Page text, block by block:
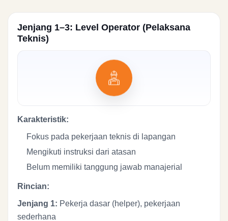
Jenjang 1–3: Level Operator (Pelaksana
Teknis)
Karakteristik:
Fokus pada pekerjaan teknis di lapangan
Mengikuti instruksi dari atasan
Belum memiliki tanggung jawab manajerial
Rincian:
Jenjang 1: Pekerja dasar (helper), pekerjaan
sederhana